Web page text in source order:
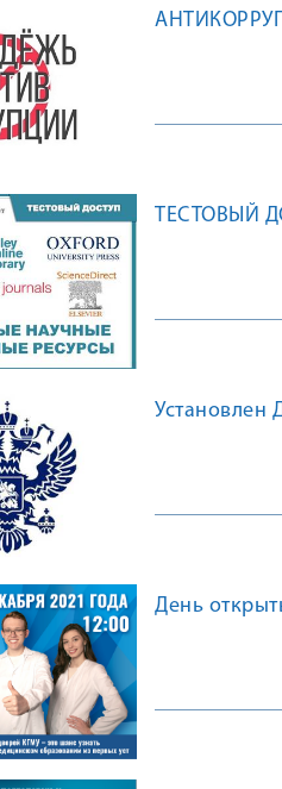
ТЕСТОВЫЙ
Установлен
День